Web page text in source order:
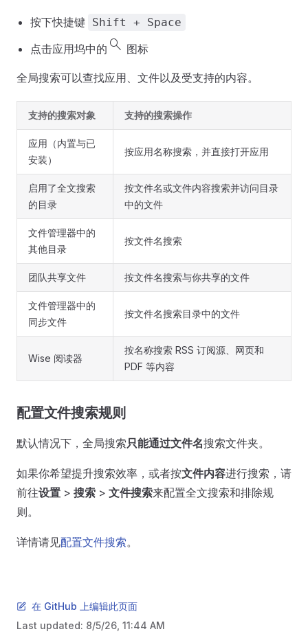
按下快捷键 Shift + Space
点击应用坞中的 search 图标
全局搜索可以查找应用、文件以及受支持的内容。
支持的搜索对象 支持的搜索操作
应用（内置与已
安装）
按应用名称搜索，并直接打开应用
启用了全文搜索
的目录
按文件名或文件内容搜索并访问目录
中的文件
文件管理器中的
其他目录
按文件名搜索
团队共享文件 按文件名搜索与你共享的文件
文件管理器中的
同步文件
按文件名搜索目录中的文件
Wise 阅读器
按名称搜索 RSS 订阅源、网页和
PDF 等内容
配置文件搜索规则
默认情况下，全局搜索只能通过文件名搜索文件夹。
如果你希望提升搜索效率，或者按文件内容进行搜索，请
前往设置 > 搜索 > 文件搜索来配置全文搜索和排除规
则。
详情请见配置文件搜索。
在 GitHub 上编辑此页面
Last updated: 8/5/26, 11:44 AM